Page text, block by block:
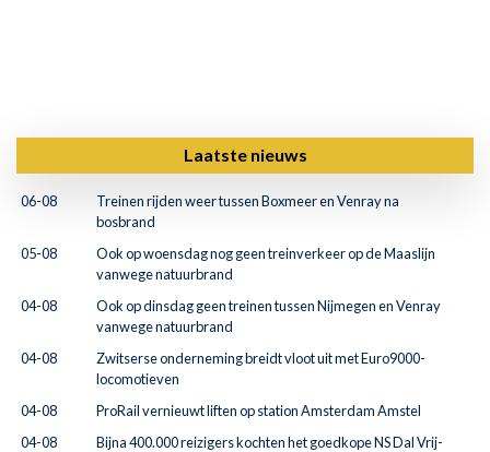
Laatste nieuws
06-08
Treinen rijden weer tussen Boxmeer en Venray na
bosbrand
05-08
Ook op woensdag nog geen treinverkeer op de Maaslijn
vanwege natuurbrand
04-08
Ook op dinsdag geen treinen tussen Nijmegen en Venray
vanwege natuurbrand
04-08
Zwitserse onderneming breidt vloot uit met Euro9000-
locomotieven
04-08
ProRail vernieuwt liften op station Amsterdam Amstel
04-08
Bijna 400.000 reizigers kochten het goedkope NS Dal Vrij-